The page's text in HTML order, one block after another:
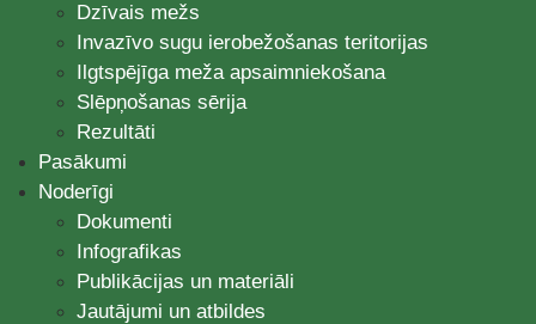
Dzīvais mežs
Invazīvo sugu ierobežošanas teritorijas
Ilgtspējīga meža apsaimniekošana
Slēpņošanas sērija
Rezultāti
Pasākumi
Noderīgi
Dokumenti
Infografikas
Publikācijas un materiāli
Jautājumi un atbildes